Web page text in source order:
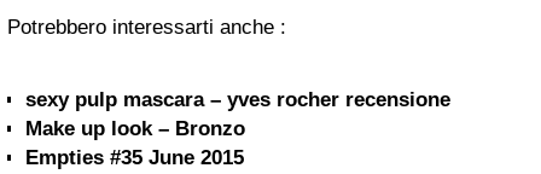
Potrebbero interessarti anche :
sexy pulp mascara – yves rocher recensione
Make up look – Bronzo
Empties #35 June 2015